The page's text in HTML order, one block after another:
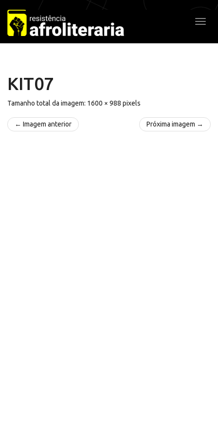
Pular
para
o
conteúdo
KIT07
Tamanho total da imagem: 1600 × 988 pixels
← Imagem anterior Próxima imagem →